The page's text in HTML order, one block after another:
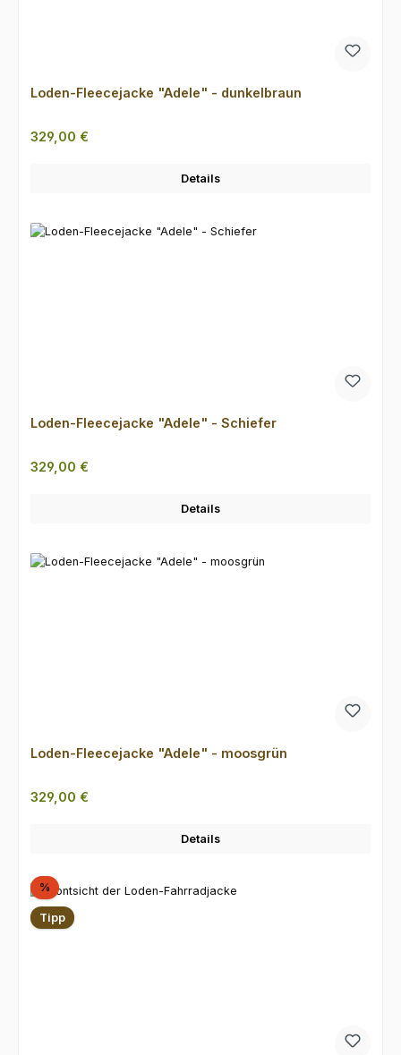
Loden-Fleecejacke "Adele" - dunkelbraun
Regulärer Preis:
329,00 €
Details
Loden-Fleecejacke "Adele" - Schiefer
Regulärer Preis:
329,00 €
Details
Loden-Fleecejacke "Adele" - moosgrün
Regulärer Preis:
329,00 €
Details
%Rabatt
Tipp